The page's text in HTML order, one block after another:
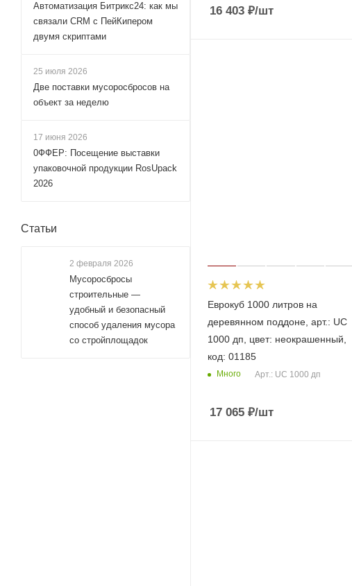
16 403 ₽/шт
Еврокуб 1000 литров на
деревянном поддоне, арт.: UC
1000 дп, цвет: неокрашенный,
код: 01185
Много Арт.: UC 1000 дп
17 065 ₽/шт
Автоматизация Битрикс24: как мы
связали CRM с ПейКипером
двумя скриптами
25 июля 2026
Две поставки мусоросбросов на
объект за неделю
17 июня 2026
0ФФЕР: Посещение выставки
упаковочной продукции RosUpack
2026
Статьи
2 февраля 2026
Мусоросбросы
строительные —
удобный и безопасный
способ удаления мусора
со стройплощадок